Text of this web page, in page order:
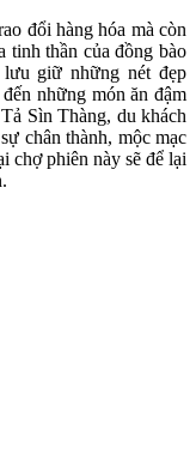
đổi hàng hóa mà còn
tinh thần của đồng bào
giữ những nét đẹp
những món ăn đậm
Sìn Thàng, du khách
chân thành, mộc mạc
chợ phiên này sẽ để lại